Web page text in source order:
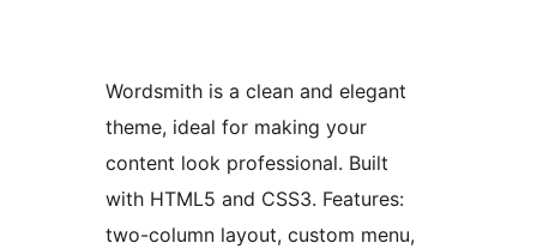
Wordsmith is a clean and elegant
theme, ideal for making your
content look professional. Built
with HTML5 and CSS3. Features:
two-column layout, custom menu,